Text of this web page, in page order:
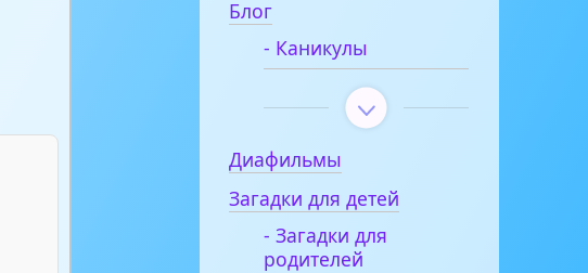
Блог
- Каникулы
Диафильмы
Загадки для детей
- Загадки для
родителей